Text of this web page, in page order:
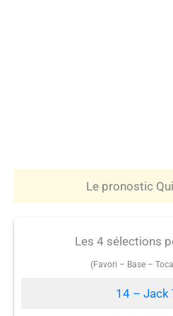
Le pronostic
Les 4 sélections
(Favori – Base –
14 – Jack